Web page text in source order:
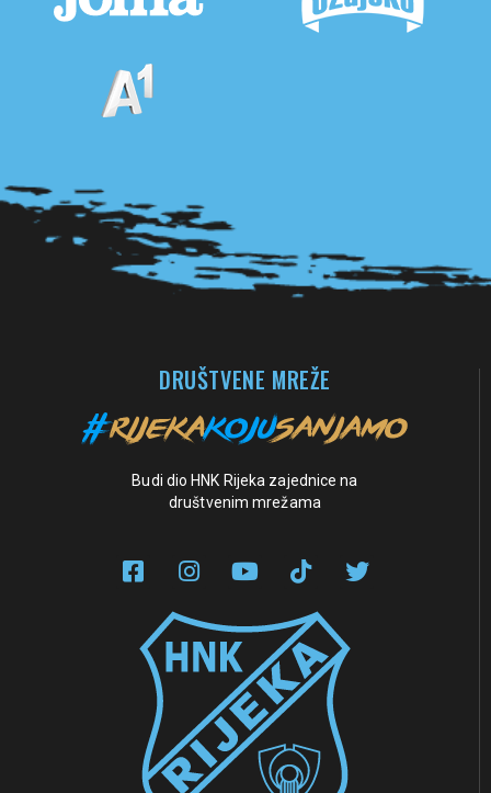
DRUŠTVENE MREŽE
Budi dio HNK Rijeka zajednice na
društvenim mrežama